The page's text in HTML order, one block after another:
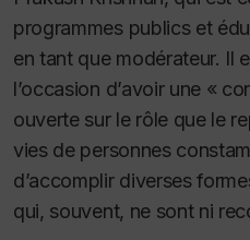
programmes publics et
en tant que modérateur. Il
l’occasion d’avoir une «
ouverte sur le rôle que le
vies de personnes
d’accomplir diverses
qui, souvent, ne sont ni